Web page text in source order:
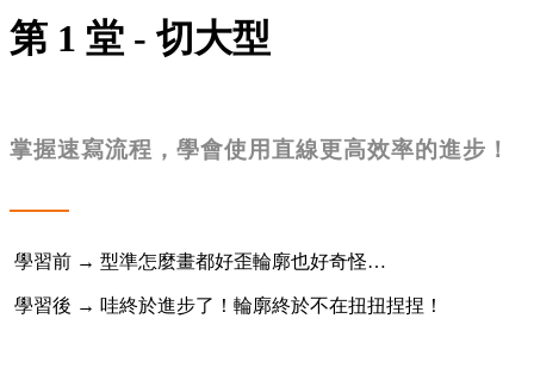
第 1 堂 - 切大型
掌握速寫流程，學會使用直線更高效率的進步！
學習前 → 型準怎麼畫都好歪輪廓也好奇怪…
學習後 → 哇終於進步了！輪廓終於不在扭扭捏捏！